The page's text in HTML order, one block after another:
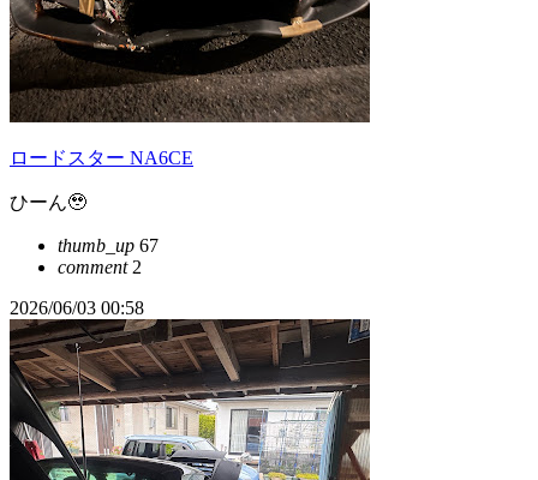
ロードスター NA6CE
ひーん🥹
thumb_up 67
comment2
2026/06/03 00:58